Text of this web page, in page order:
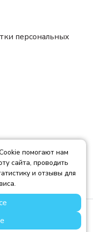
персональных
ИНН:
помогают нам
сайта, проводить
и отзывы для